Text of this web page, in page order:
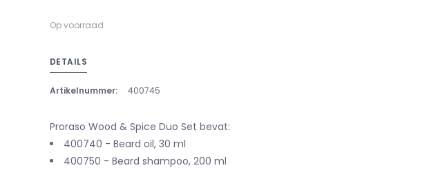
Op voorraad
DETAILS
Artikelnummer: 400745
Proraso Wood & Spice Duo Set bevat:
400740 - Beard oil, 30 ml
400750 - Beard shampoo, 200 ml